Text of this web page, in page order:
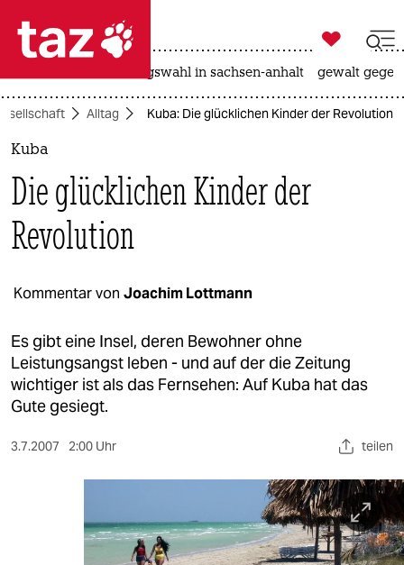
 taz zahl ich
taz zahl ich
politik
öko
gesellschaft
sport
berlin
nord
wahrheit

taz zahl ich
landtagswahl in sachsen-anhalt gewalt
Alltag Kuba: Die glücklichen Kinder der Revolution
Kuba
Die glücklichen Kinder der
Revolution
Kommentar von Joachim Lottmann
Es gibt eine Insel, deren Bewohner ohne
Leistungsangst leben - und auf der die Zeitung
wichtiger ist als das Fernsehen: Auf Kuba hat das
Gute gesiegt.
3.7.2007 2:00 Uhr teilen